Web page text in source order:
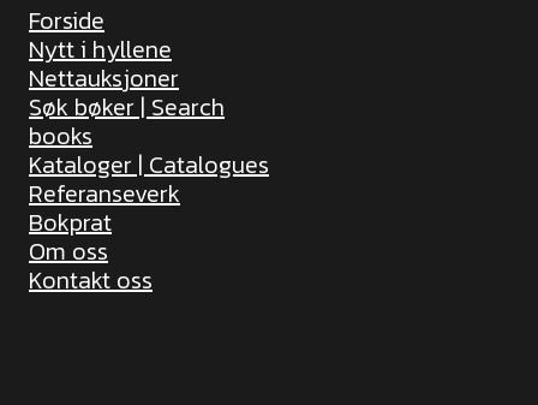
Forside
Nytt i hyllene
Nettauksjoner
Søk bøker | Search
books
Kataloger | Catalogues
Referanseverk
Bokprat
Om oss
Kontakt oss